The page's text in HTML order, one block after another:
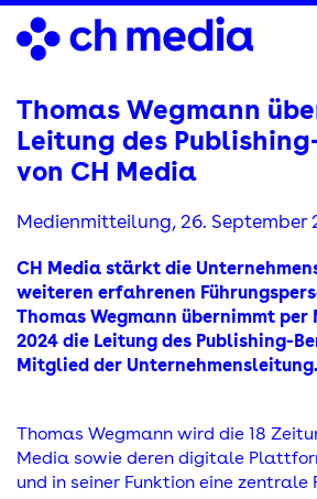
Direkt
zum
Inhalt
Thomas Wegmann
Leitung des
von CH Media
Medienmitteilung, 26. September
CH Media stärkt die
weiteren erfahrenen
Thomas Wegmann übernimmt per
2024 die Leitung des Publishing-
Mitglied der Unternehmensleitung.
Thomas Wegmann wird die 18
Media sowie deren digitale
und in seiner Funktion eine zentrale